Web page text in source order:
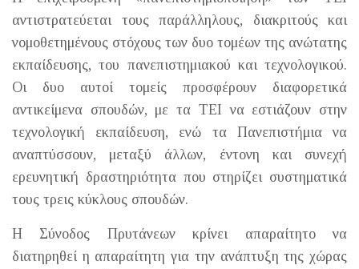
αντιστρατεύεται τους παράλληλους, διακριτούς και
νομοθετημένους στόχους των δυο τομέων της ανώτατης
εκπαίδευσης, του πανεπιστημιακού και τεχνολογικού.
Οι δυο αυτοί τομείς προσφέρουν διαφορετικά
αντικείμενα σπουδών, με τα ΤΕΙ να εστιάζουν στην
τεχνολογική εκπαίδευση, ενώ τα Πανεπιστήμια να
αναπτύσσουν, μεταξύ άλλων, έντονη και συνεχή
ερευνητική δραστηριότητα που στηρίζει συστηματικά
τους τρεις κύκλους σπουδών.
Η Σύνοδος Πρυτάνεων κρίνει απαραίτητο να
διατηρηθεί η απαραίτητη για την ανάπτυξη της χώρας